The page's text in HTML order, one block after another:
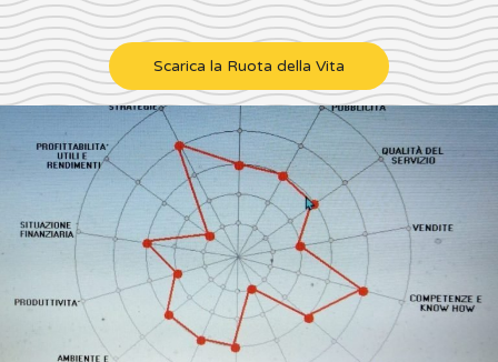
Scarica la Ruota della Vita